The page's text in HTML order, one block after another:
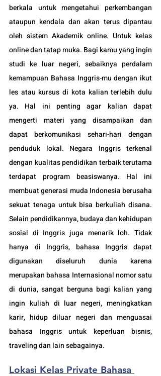
berkala untuk mengetahui perkembangan
ataupun kendala dan akan terus dipantau
oleh sistem Akademik online. Untuk kelas
online dan tatap muka. Bagi kamu yang ingin
studi ke luar negeri, sebaiknya perdalam
kemampuan Bahasa Inggris-mu dengan ikut
les atau kursus di kota kalian terlebih dulu
ya. Hal ini penting agar kalian dapat
mengerti materi yang disampaikan dan
dapat berkomunikasi sehari-hari dengan
penduduk lokal. Negara Inggris terkenal
dengan kualitas pendidikan terbaik terutama
terdapat program beasiswanya. Hal ini
membuat generasi muda Indonesia berusaha
sekuat tenaga untuk bisa berkuliah disana.
Selain pendidikannya, budaya dan kehidupan
sosial di Inggris juga menarik loh. Tidak
hanya di Inggris, bahasa Inggris dapat
digunakan diseluruh dunia karena
merupakan bahasa Internasional nomor satu
di dunia, sangat berguna bagi kalian yang
ingin kuliah di luar negeri, meningkatkan
karir, hidup diluar negeri dan menguasai
bahasa Inggris untuk keperluan bisnis,
traveling dan lain sebagainya.
Lokasi Kelas Private Bahasa